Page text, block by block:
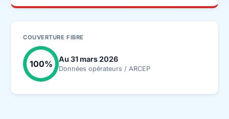
COUVERTURE FIBRE
100% Au 31 mars 2026
Données opérateurs / ARCEP